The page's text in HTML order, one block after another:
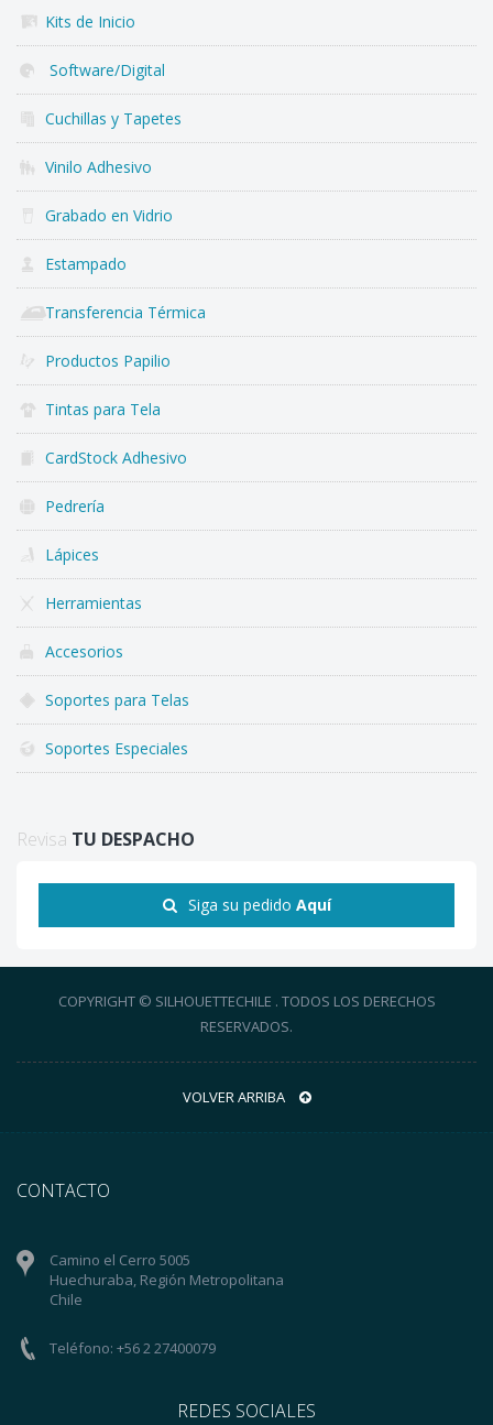
Kits de Inicio
Software/Digital
Cuchillas y Tapetes
Vinilo Adhesivo
Grabado en Vidrio
Estampado
Transferencia Térmica
Productos Papilio
Tintas para Tela
CardStock Adhesivo
Pedrería
Lápices
Herramientas
Accesorios
Soportes para Telas
Soportes Especiales
Revisa TU DESPACHO
Siga su pedido Aquí
COPYRIGHT © SILHOUETTECHILE . TODOS LOS DERECHOS
RESERVADOS.
VOLVER ARRIBA
CONTACTO
Camino el Cerro 5005
Huechuraba, Región Metropolitana
Chile
Teléfono: +56 2 27400079
REDES SOCIALES